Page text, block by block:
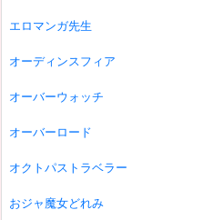
エロマンガ先生
オーディンスフィア
オーバーウォッチ
オーバーロード
オクトパストラベラー
おジャ魔女どれみ